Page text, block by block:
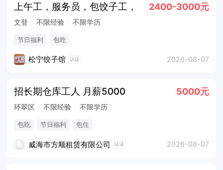
上午工，服务员，包饺子工， 2400-3000元
文登 不限经验 不限学历
节日福利 包吃
松宁饺子馆 认证 2026-08-07
招长期仓库工人 月薪5000 5000元
环翠区 不限经验 不限学历
包吃 节日福利 包住
威海市方顺租赁有限公司 认证 2026-08-07